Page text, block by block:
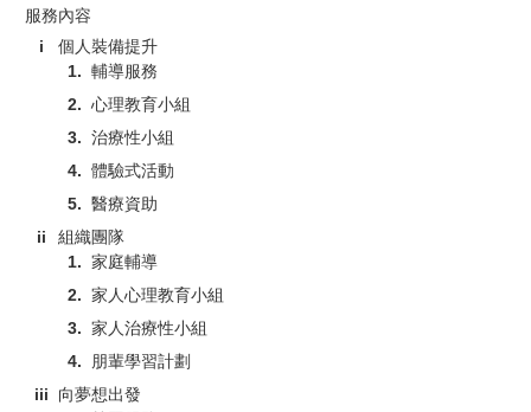
服務內容
個人裝備提升
輔導服務
心理教育小組
治療性小組
體驗式活動
醫療資助
組織團隊
家庭輔導
家人心理教育小組
家人治療性小組
朋輩學習計劃
向夢想出發